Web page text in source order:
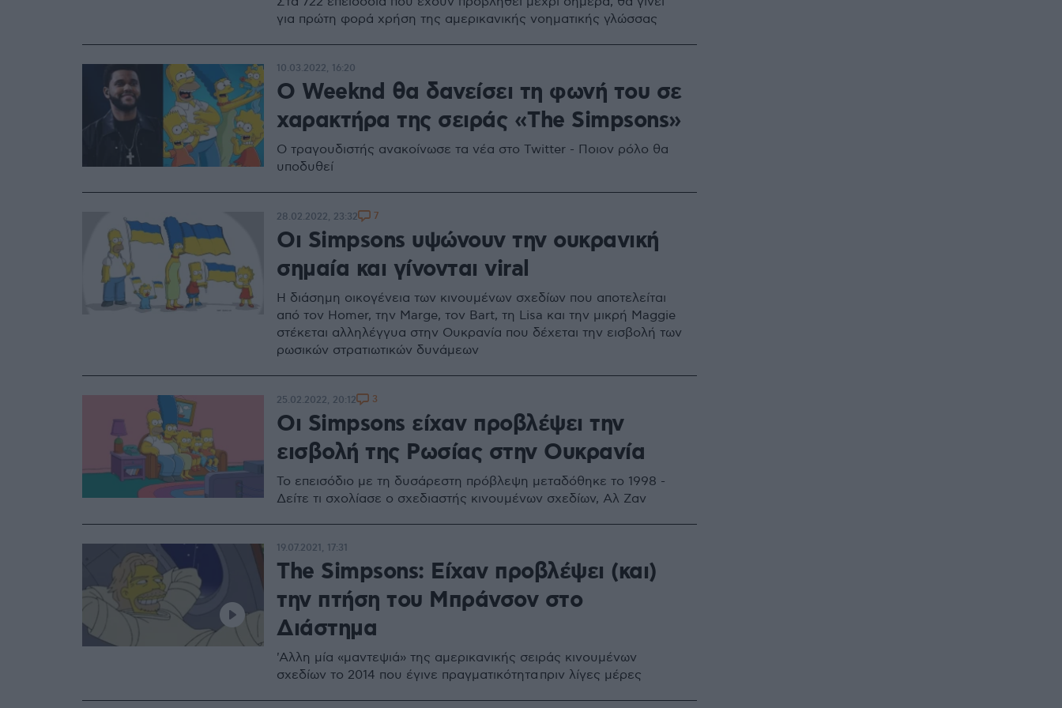
για πρώτη φορά χρήση της αμερικανικής νοηματικής γλώσσας
O Weeknd θα δανείσει τη φωνή του σε
χαρακτήρα της σειράς «The Simpsons»
Ο τραγουδιστής ανακοίνωσε τα νέα στο Twitter - Ποιον ρόλο θα
υποδυθεί
10.03.2022, 16:20
Οι Simpsons υψώνουν την ουκρανική
σημαία και γίνονται viral
Η διάσημη οικογένεια των κινουμένων σχεδίων που αποτελείται
από τον Homer, την Marge, τον Bart, τη Lisa και την μικρή Maggie
στέκεται αλληλέγγυα στην Ουκρανία που δέχεται την εισβολή των
ρωσικών στρατιωτικών δυνάμεων
28.02.2022, 23:32 7
Οι Simpsons είχαν προβλέψει την
εισβολή της Ρωσίας στην Ουκρανία
Το επεισόδιο με τη δυσάρεστη πρόβλεψη μεταδόθηκε το 1998 -
Δείτε τι σχολίασε ο σχεδιαστής κινουμένων σχεδίων, Αλ Ζαν
25.02.2022, 20:12 3
The Simpsons: Είχαν προβλέψει (και)
την πτήση του Μπράνσον στο
Διάστημα
'Αλλη μία «μαντεψιά» της αμερικανικής σειράς κινουμένων
σχεδίων το 2014 που έγινε πραγματικότητα πριν λίγες μέρες
19.07.2021, 17:31